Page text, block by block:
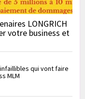
LONGRICH
votre business et
qui vont faire
MLM